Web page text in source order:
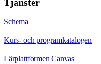
Tjänster
Schema
Kurs- och programkatalogen
Lärplattformen Canvas